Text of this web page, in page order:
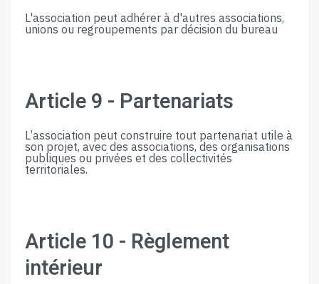
L'association​ ​peut​ ​adhérer​ ​à​ ​d'autres​ ​associations,​ ​
unions​ ​ou​ ​regroupements​ ​par​ ​décision​ ​du​ ​bureau
Article​ ​9​ ​-​ ​Partenariats
L’association​ ​peut​ construire tout partenariat utile à
son projet, avec des associations, des organisations
publiques ou privées et des collectivités
territoriales.
Article​ ​10​ ​-​ ​Règlement​ ​
intérieur